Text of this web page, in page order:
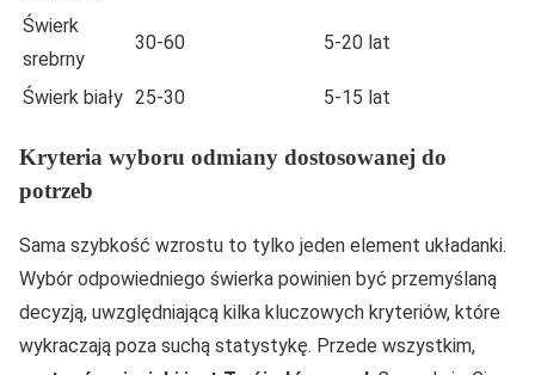
Świerk
srebrny
30-60 5-20 lat
Świerk biały 25-30 5-15 lat
Kryteria wyboru odmiany dostosowanej do
potrzeb
Sama szybkość wzrostu to tylko jeden element układanki.
Wybór odpowiedniego świerka powinien być przemyślaną
decyzją, uwzględniającą kilka kluczowych kryteriów, które
wykraczają poza suchą statystykę. Przede wszystkim,